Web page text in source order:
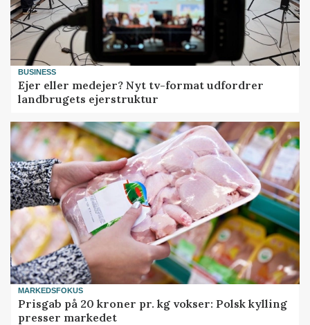
BUSINESS
Ejer eller medejer? Nyt tv-format udfordrer
landbrugets ejerstruktur
MARKEDSFOKUS
Prisgab på 20 kroner pr. kg vokser: Polsk kylling
presser markedet